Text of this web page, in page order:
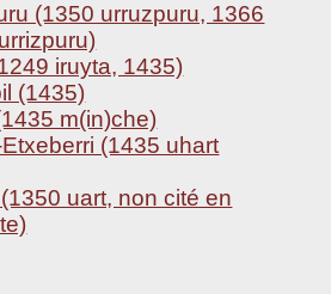
(1350 urruzpuru, 1366
iruyta, 1435)
(1435)
m(in)che)
(1435 uhart
uart, non cité en